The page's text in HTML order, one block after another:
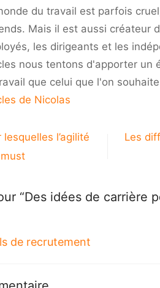
du travail est parfois
Mais il est aussi créateur
les dirigeants et les
nous tentons d'apporter un
que celui que l'on
de Nicolas
l’agilité
Les
“Des idées de carrière
de recrutement